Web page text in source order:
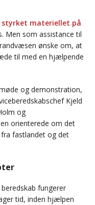
styrket materiellet på
Men som assistance til
ønske om, at
til med en hjælpende
og demonstration,
Kjeld
og
orienterede om det
fastlandet og det
fungerer
tid, inden hjælpen